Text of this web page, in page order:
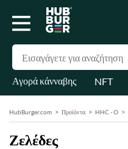
Αγορά κάνναβης NFT
HubBurger.com Προϊόντα HHC - O
Ζελέδες